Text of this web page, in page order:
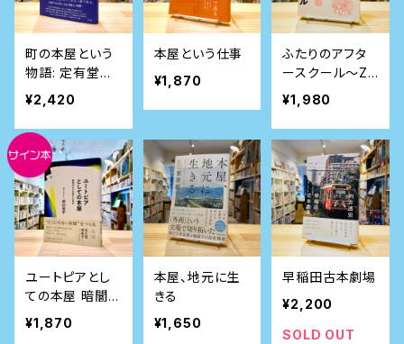
町の本屋という
物語: 定有堂書
店の43年
¥2,420
本屋という仕事
¥1,870
ふたりのアフタ
ースクール〜ZI
NEを作って届け
て、楽しく巻き込
む
¥1,980
ユートピアとし
ての本屋 暗闇の
なかの確かな場
所（メッセージ付
¥1,870
本屋、地元に生
きる
¥1,650
早稲田古本劇場
¥2,200
SOLD OUT